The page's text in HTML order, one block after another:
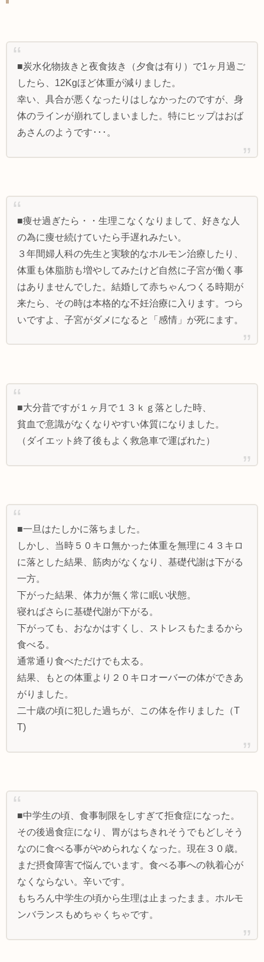
■炭水化物抜きと夜食抜き（夕食は有り）で1ヶ月過ご
したら、12Kgほど体重が減りました。
幸い、具合が悪くなったりはしなかったのですが、身
体のラインが崩れてしまいました。特にヒップはおば
あさんのようです･･･。
■痩せ過ぎたら・・生理こなくなりまして、好きな人
の為に痩せ続けていたら手遅れみたい。
３年間婦人科の先生と実験的なホルモン治療したり、
体重も体脂肪も増やしてみたけど自然に子宮が働く事
はありませんでした。結婚して赤ちゃんつくる時期が
来たら、その時は本格的な不妊治療に入ります。つら
いですよ、子宮がダメになると「感情」が死にます。
■大分昔ですが１ヶ月で１３ｋｇ落とした時、
貧血で意識がなくなりやすい体質になりました。
（ダイエット終了後もよく救急車で運ばれた）
■一旦はたしかに落ちました。
しかし、当時５０キロ無かった体重を無理に４３キロ
に落とした結果、筋肉がなくなり、基礎代謝は下がる
一方。
下がった結果、体力が無く常に眠い状態。
寝ればさらに基礎代謝が下がる。
下がっても、おなかはすくし、ストレスもたまるから
食べる。
通常通り食べただけでも太る。
結果、もとの体重より２０キロオーバーの体ができあ
がりました。
二十歳の頃に犯した過ちが、この体を作りました（T
T)
■中学生の頃、食事制限をしすぎて拒食症になった。
その後過食症になり、胃がはちきれそうでもどしそう
なのに食べる事がやめられなくなった。現在３０歳。
まだ摂食障害で悩んでいます。食べる事への執着心が
なくならない。辛いです。
もちろん中学生の頃から生理は止まったまま。ホルモ
ンバランスもめちゃくちゃです。